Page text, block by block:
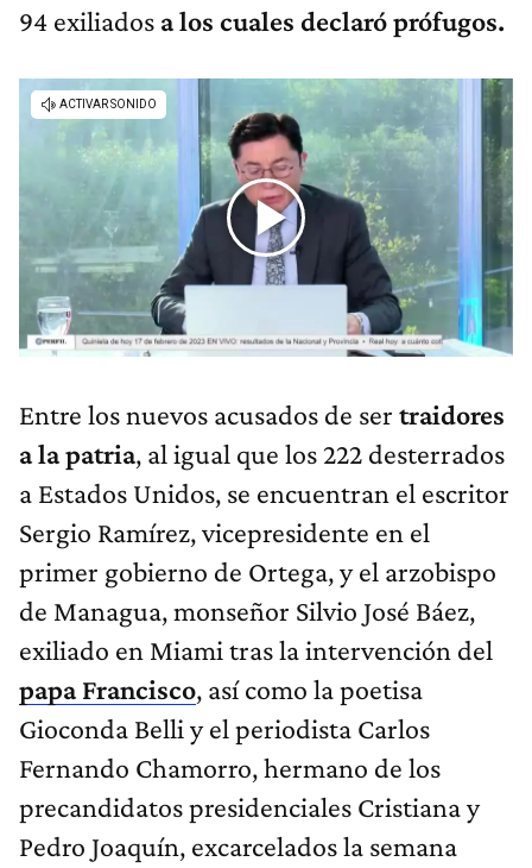
94 exiliados a los cuales declaró prófugos.
Entre los nuevos acusados de ser traidores
a la patria, al igual que los 222 desterrados
a Estados Unidos, se encuentran el escritor
Sergio Ramírez, vicepresidente en el
primer gobierno de Ortega, y el arzobispo
de Managua, monseñor Silvio José Báez,
exiliado en Miami tras la intervención del
papa Francisco, así como la poetisa
Gioconda Belli y el periodista Carlos
Fernando Chamorro, hermano de los
precandidatos presidenciales Cristiana y
Pedro Joaquín, excarcelados la semana